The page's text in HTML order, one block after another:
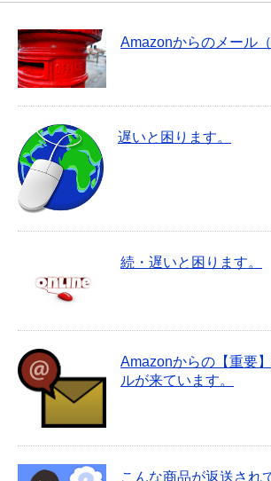
Amazonからのメール
遅いと困ります。
続・遅いと困ります。
Amazonからの【重要
ルが来ています。
こんな商品が返送され